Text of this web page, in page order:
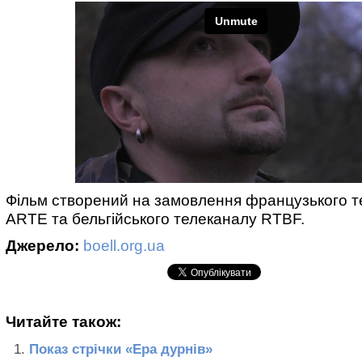
Фільм створений на замовлення французького
ARTE та бельгійського телеканалу RTBF.
Джерело: boell.org.ua
Читайте також:
Показ стрічки «Ера дурнів»